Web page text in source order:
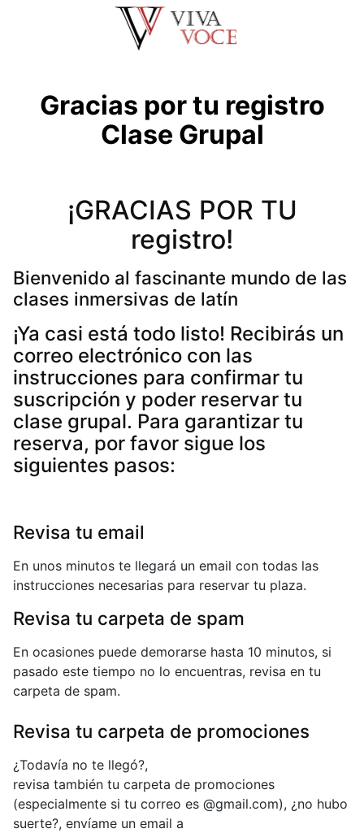
Gracias por tu registro
Clase Grupal
¡GRACIAS POR TU
registro!
Bienvenido al fascinante mundo de las
clases inmersivas de latín
¡Ya casi está todo listo! Recibirás un
correo electrónico con las
instrucciones para confirmar tu
suscripción y poder reservar tu
clase grupal. Para garantizar tu
reserva, por favor sigue los
siguientes pasos:
Revisa tu email
En unos minutos te llegará un email con todas las
instrucciones necesarias para reservar tu plaza.
Revisa tu carpeta de spam
En ocasiones puede demorarse hasta 10 minutos, si
pasado este tiempo no lo encuentras, revisa en tu
carpeta de spam.
Revisa tu carpeta de promociones
¿Todavía no te llegó?,
revisa también tu carpeta de promociones
(especialmente si tu correo es @gmail.com), ¿no hubo
suerte?, envíame un email a